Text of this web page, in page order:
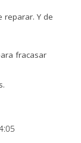
reparar. Y de
fracasar